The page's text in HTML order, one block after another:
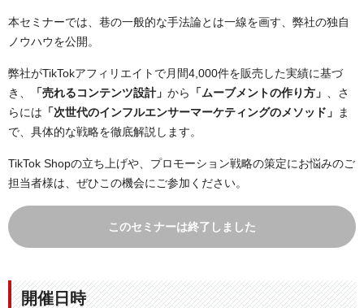
本セミナーでは、巷の一般的な手法論とは一線を画す、弊社の独自
ノウハウを公開。
弊社がTikTokアフィリエイトで月間4,000件を販売した実績に基づ
き、
「売れるコンテンツ設計」 から 「ムーブメントの作り方」
、さ
らには 「次世代のインフルエンサーマーケティングのメソッド」
ま
で、具体的な戦略を徹底解説します。
TikTok Shopの立ち上げや、プロモーション戦略の策定にお悩みのご
担当者様は、ぜひこの機会にご参加ください。
このセミナーは終了しました
開催日時